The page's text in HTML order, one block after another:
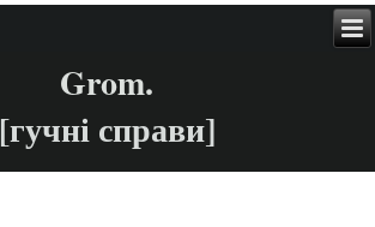
Grom.
[гучні справи]